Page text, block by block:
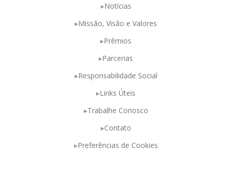
Notícias
Missão, Visão e Valores
Prêmios
Parcerias
Responsabilidade Social
Links Úteis
Trabalhe Conosco
Contato
Preferências de Cookies